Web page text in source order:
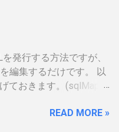
siensi/toberiss/index.
分だけ加工しました。
番号なので大丈夫で
場合隠しても意味がな
されたときは、この登
」の記載が気になりま
のに結構な金額がかか
金を払うタイミング
は、Android端末はHTC
ません。従ってサムソ
スの幅も広がるので大
以下、おさらいとし
めてみました。
発行する方法ですが、
編集するだけです。 以
ておきます。(sqlMap内
READ MORE »